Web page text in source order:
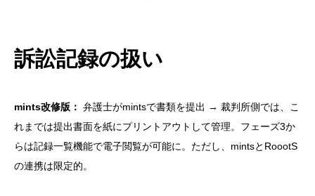
訴訟記録の扱い
mints改修版： 弁護士がmintsで書類を提出 → 裁判所側では、こ
れまでは提出書面を紙にプリントアウトして管理。フェーズ3か
らは記録一覧機能で電子閲覧が可能に。ただし、mintsとRoootS
の連携は限定的。